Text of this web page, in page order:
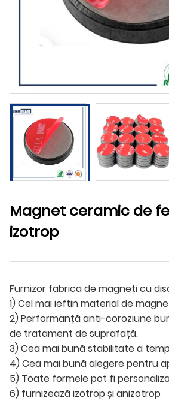
Magnet ceramic de
izotrop
Furnizor fabrica de magneți cu
1) Cel mai ieftin material de
2) Performanță anti-coroziune
de tratament de suprafață.
3) Cea mai bună stabilitate a
4) Cea mai bună alegere pentru
5) Toate formele pot fi
6) furnizează izotrop și anizotrop